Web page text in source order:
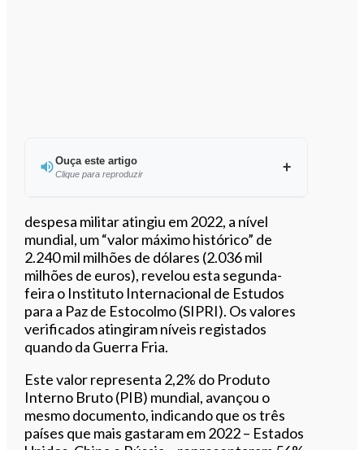
Ouça este artigo
Clique para reproduzir
Ouvir este artigo
despesa militar atingiu em 2022, a nível
mundial, um “valor máximo histórico” de
2.240 mil milhões de dólares (2.036 mil
milhões de euros), revelou esta segunda-
feira o Instituto Internacional de Estudos
para a Paz de Estocolmo (SIPRI). Os valores
verificados atingiram níveis registados
quando da Guerra Fria.
Este valor representa 2,2% do Produto
Interno Bruto (PIB) mundial, avançou o
mesmo documento, indicando que os três
países que mais gastaram em 2022 – Estados